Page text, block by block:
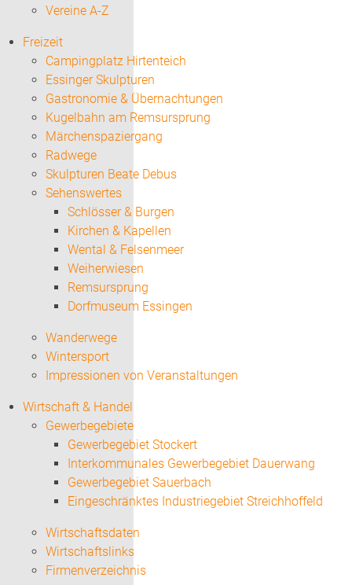
Vereine A-Z
Freizeit
Campingplatz Hirtenteich
Essinger Skulpturen
Gastronomie & Übernachtungen
Kugelbahn am Remsursprung
Märchenspaziergang
Radwege
Skulpturen Beate Debus
Sehenswertes
Schlösser & Burgen
Kirchen & Kapellen
Wental & Felsenmeer
Weiherwiesen
Remsursprung
Dorfmuseum Essingen
Wanderwege
Wintersport
Impressionen von Veranstaltungen
Wirtschaft & Handel
Gewerbegebiete
Gewerbegebiet Stockert
Interkommunales Gewerbegebiet Dauerwang
Gewerbegebiet Sauerbach
Eingeschränktes Industriegebiet Streichhoffeld
Wirtschaftsdaten
Wirtschaftslinks
Firmenverzeichnis